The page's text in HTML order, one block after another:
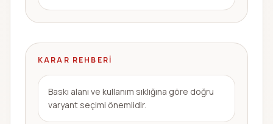
KARAR REHBERI
Baskı alanı ve kullanım sıklığına göre doğru
varyant seçimi önemlidir.